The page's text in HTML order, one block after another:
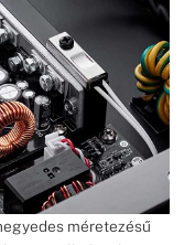
méretezésű